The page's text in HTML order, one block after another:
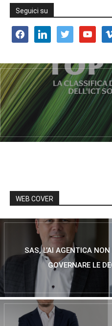
Seguici su
facebooklinkedin twitter youtube
WEB COVER
SAS, L’AI AGENTICA
GOVERNARE LE